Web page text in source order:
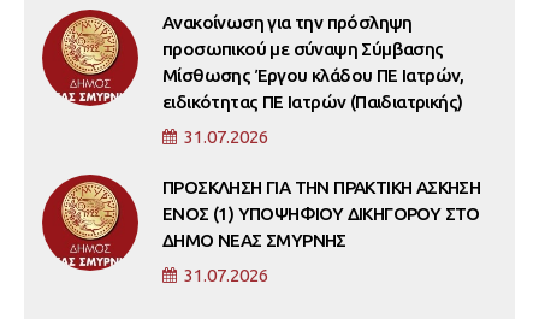
Ανακοίνωση για την πρόσληψη
προσωπικού με σύναψη Σύμβασης
Μίσθωσης Έργου κλάδου ΠΕ Ιατρών,
ειδικότητας ΠΕ Ιατρών (Παιδιατρικής)
31.07.2026
ΠΡΟΣΚΛΗΣΗ ΓΙΑ ΤΗΝ ΠΡΑΚΤΙΚΗ ΑΣΚΗΣΗ
ΕΝΟΣ (1) ΥΠΟΨΗΦΙΟΥ ΔΙΚΗΓΟΡΟΥ ΣΤΟ
ΔΗΜΟ ΝΕΑΣ ΣΜΥΡΝΗΣ
31.07.2026